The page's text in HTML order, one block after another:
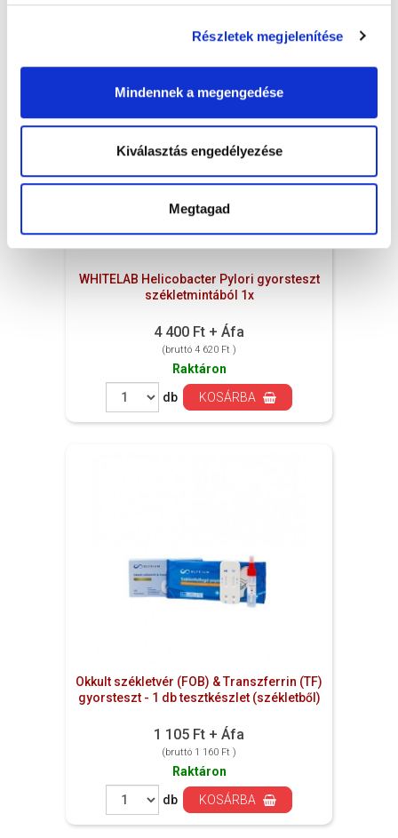
Részletek megjelenítése
Mindennek a megengedése
Kiválasztás engedélyezése
Megtagad
WHITELAB Helicobacter Pylori gyorsteszt
székletmintából 1x
4 400 Ft + Áfa
(bruttó 4 620 Ft )
Raktáron
db
KOSÁRBA
Okkult székletvér (FOB) & Transzferrin (TF)
gyorsteszt - 1 db tesztkészlet (székletből)
1 105 Ft + Áfa
(bruttó 1 160 Ft )
Raktáron
db
KOSÁRBA